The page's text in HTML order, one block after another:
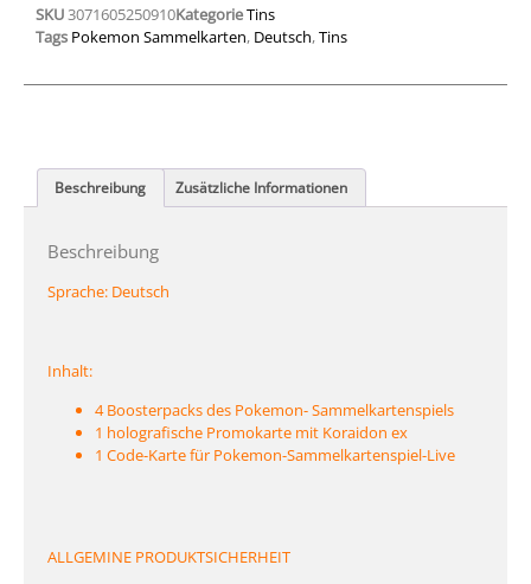
SKU3071605250910KategorieTins
Tags Pokemon Sammelkarten, Deutsch,Tins
Beschreibung Zusätzliche Informationen
Beschreibung
Sprache: Deutsch
Inhalt:
4 Boosterpacks des Pokemon- Sammelkartenspiels
1 holografische Promokarte mit Koraidon ex
1 Code-Karte für Pokemon-Sammelkartenspiel-Live
ALLGEMINE PRODUKTSICHERHEIT